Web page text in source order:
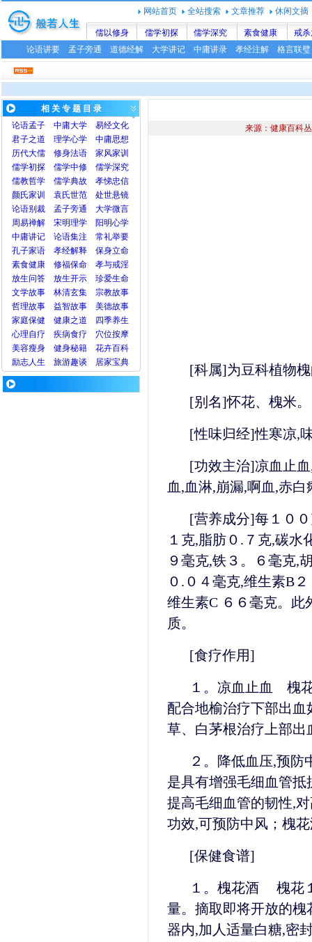
网站首页 全站搜索 文章推荐 休闲文摘
儒以修身 儒学初探 儒学深究 素食健康
戒
论语讲要
孟子旁通 道德经解 大学讲记 中庸讲录 孝经注解 格言联璧
相 关 专 题 目 录
论语孟子 中庸大学
易经文化
君子之道
理学心学
中庸思想
历代大儒
修身法语
家风家训
儒学初探
儒学中修
儒学深究
儒教哲学
儒学典故
孝悌忠信
颜氏家训
袁氏世范
处世悬镜
论语别裁
孟子旁通
大学微言
周易禅解
宋明理学
阳明心学
中庸讲记
论语集注
常礼举要
孔子家语
孝经解释
保身立命
素食健康
修福保命
孝与戒淫
放生问答
放生开示
珍爱生命
文学故事
林清玄集
宗教故事
哲理故事
益智故事
美德故事
家庭保健
健康之道
四季养生
心理自疗 疾病食疗 穴位按摩
美容瘦身 健身秘籍 花卉百科
励志人生
旅游趣谈 居家宝典
来源：健康百科
[科属]为豆科植物
[别名]怀花、槐米。
[性味归经]性寒凉,
[功效主治]凉血止
血,血淋,崩漏,啊血,赤
[营养成分]每１０
１克,脂肪０.７克,碳水
９毫克,铁３。６毫克,
０.０４毫克,维生素B
维生素C ６６毫克。此
质。
[食疗作用]
１。凉血止血 槐
配合地榆治疗下部出
草、白茅根治疗上部出
２。降低血压,预
是具有增强毛细血管
提高毛细血管的韧性,
功效,可预防中风；槐
[保健食谱]
１。槐花酒 槐花
量。摘取即将开放的槐
器内,加人适量白糖,密